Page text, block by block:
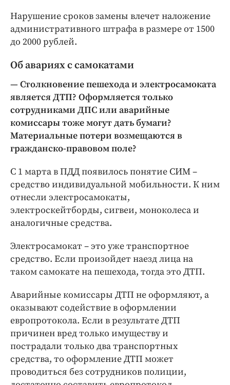
Нарушение сроков замены влечет наложение
административного штрафа в размере от 1500
до 2000 рублей.
Об авариях с самокатами
— Столкновение пешехода и электросамоката
является ДТП? Оформляется только
сотрудниками ДПС или аварийные
комиссары тоже могут дать бумаги?
Материальные потери возмещаются в
гражданско-правовом поле?
С 1 марта в ПДД появилось понятие СИМ –
средство индивидуальной мобильности. К ним
отнесли электросамокаты,
электроскейтборды, сигвеи, моноколеса и
аналогичные средства.
Электросамокат – это уже транспортное
средство. Если произойдет наезд лица на
таком самокате на пешехода, тогда это ДТП.
Аварийные комиссары ДТП не оформляют, а
оказывают содействие в оформлении
европротокола. Если в результате ДТП
причинен вред только имуществу и
пострадали только два транспортных
средства, то оформление ДТП может
проводиться без сотрудников полиции,